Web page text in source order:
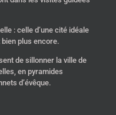
: celle d’une cité idéale
plus encore.
de sillonner la ville de
en pyramides
d’évêque.